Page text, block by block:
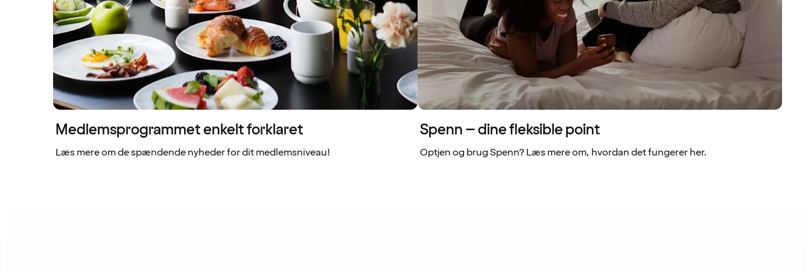
Medlemsprogrammet enkelt forklaret
Læs mere om de spændende nyheder for dit medlemsniveau!
Spenn – dine fleksible point
Optjen og brug Spenn? Læs mere om, hvordan det fungerer her.